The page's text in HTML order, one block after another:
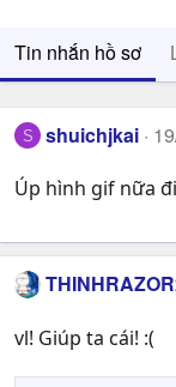
Tin nhắn hồ sơ
S shuichjkai
Úp hình gif nữa
vl! Giúp ta cái! :(